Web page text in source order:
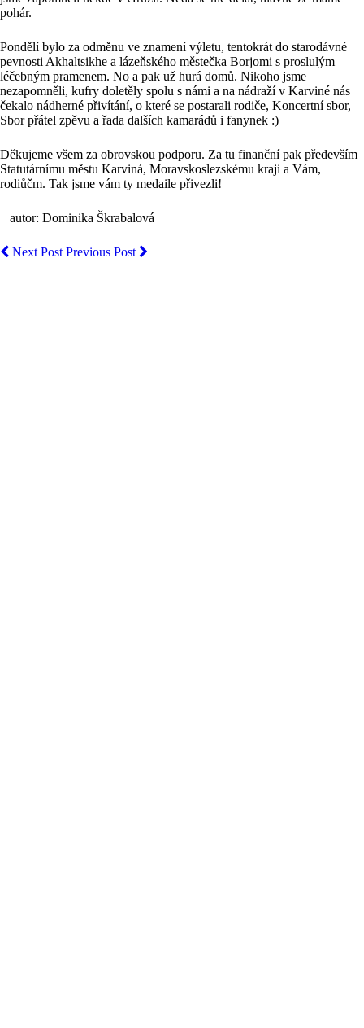
pohár.
Pondělí bylo za odměnu ve znamení výletu, tentokrát do starodávné
pevnosti Akhaltsikhe a lázeňského městečka Borjomi s proslulým
léčebným pramenem. No a pak už hurá domů. Nikoho jsme
nezapomněli, kufry doletěly spolu s námi a na nádraží v Karviné nás
čekalo nádherné přivítání, o které se postarali rodiče, Koncertní sbor,
Sbor přátel zpěvu a řada dalších kamarádů i fanynek :)
Děkujeme všem za obrovskou podporu. Za tu finanční pak především
Statutárnímu městu Karviná, Moravskoslezskému kraji a Vám,
rodiůčm. Tak jsme vám ty medaile přivezli!
autor: Dominika Škrabalová
Next Post Previous Post